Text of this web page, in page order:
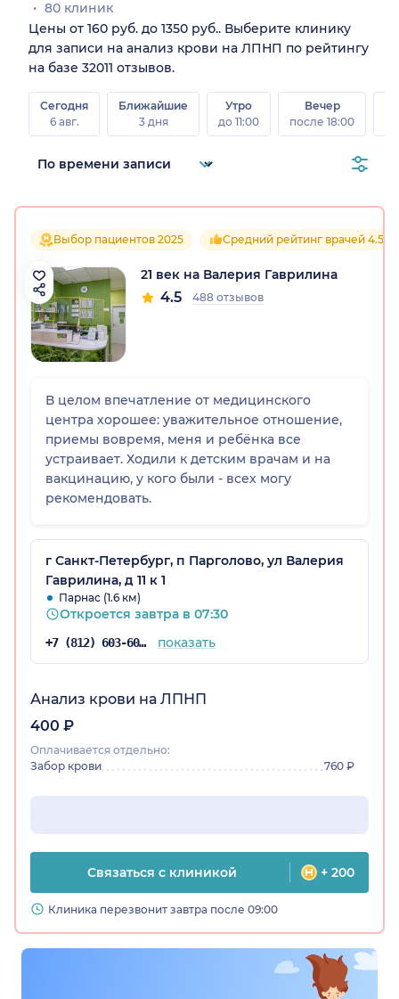
80 клиник
Цены от 160 руб. до 1350 руб.. Выберите клинику
для записи на анализ крови на ЛПНП по рейтингу
на базе 32011 отзывов.
Сегодня
6 авг.
Ближайшие
3 дня
Утро
до 11:00
Вечер
после 18:00
Выбор пациентов 2025 Средний рейтинг врачей 4.5
21 век на Валерия Гаврилина
4.5 488 отзывов
В целом впечатление от медицинского
центра хорошее: уважительное отношение,
приемы вовремя, меня и ребёнка все
устраивает. Ходили к детским врачам и на
вакцинацию, у кого были - всех могу
рекомендовать.
г Санкт-Петербург, п Парголово, ул Валерия
Гаврилина, д 11 к 1
Парнас (1.6 км)
Откроется завтра в 07:30
+7 (812) 603-60-42 показать
Анализ крови на ЛПНП
400 ₽
Оплачивается отдельно:
Забор крови
760 ₽
Связаться с клиникой + 200
Клиника перезвонит завтра после 09:00